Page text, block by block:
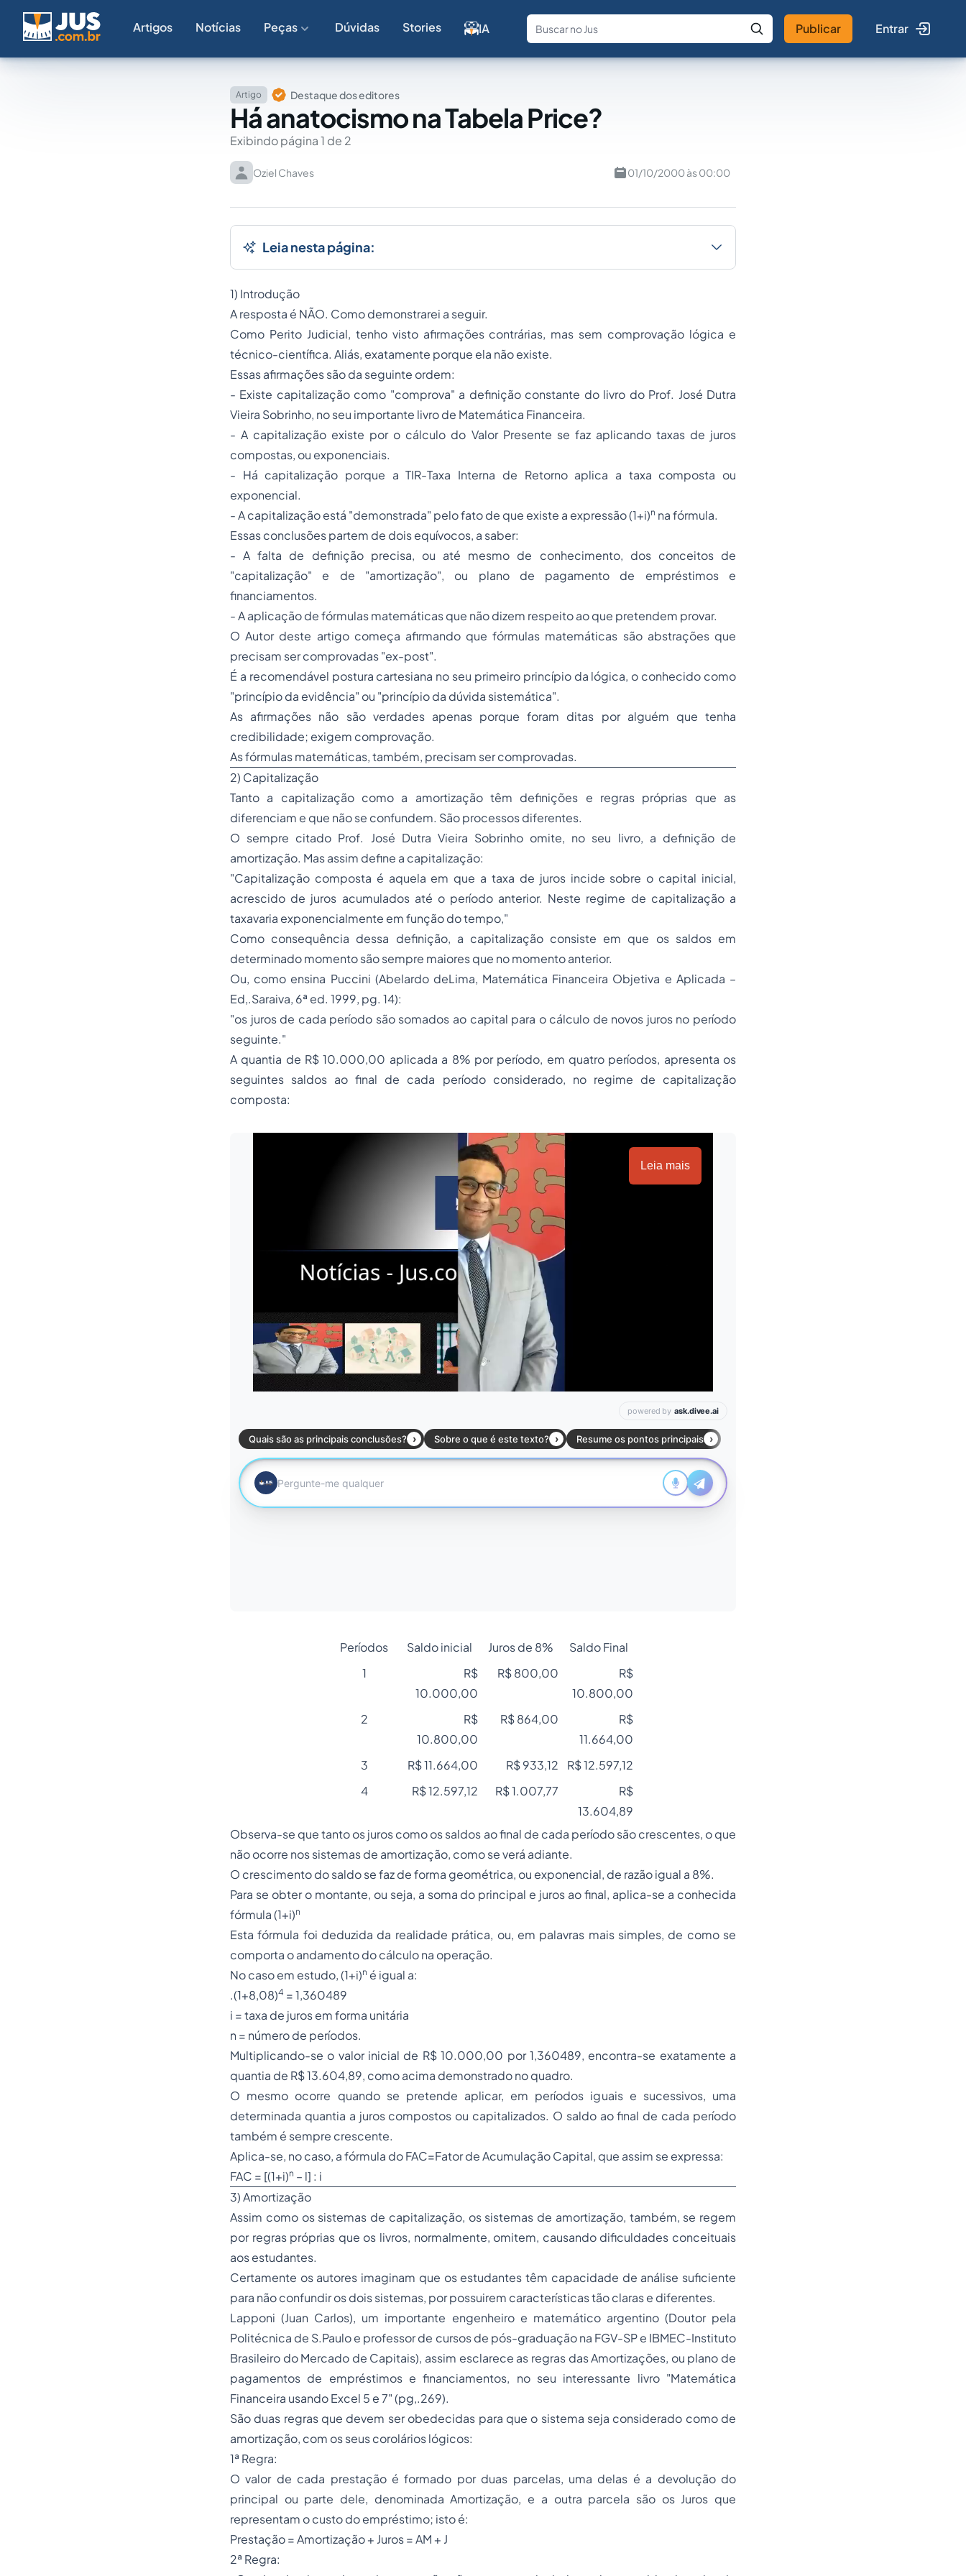
Artigos Notícias Peças Dúvidas Stories IA
Fale com a IA Buscar no Jus
Publicar Entrar
Artigo Destaque dos editores
Há anatocismo na Tabela Price?
Exibindo página 1 de 2
Oziel Chaves 01/10/2000 às 00:00
Leia nesta página:
1) Introdução
A resposta é NÃO. Como demonstrarei a seguir.
Como Perito Judicial, tenho visto afirmações contrárias, mas sem comprovação lógica e
técnico-científica. Aliás, exatamente porque ela não existe.
Essas afirmações são da seguinte ordem:
- Existe capitalização como "comprova" a definição constante do livro do Prof. José Dutra
Vieira Sobrinho, no seu importante livro de Matemática Financeira.
- A capitalização existe por o cálculo do Valor Presente se faz aplicando taxas de juros
compostas, ou exponenciais.
- Há capitalização porque a TIR-Taxa Interna de Retorno aplica a taxa composta ou
exponencial.
- A capitalização está "demonstrada" pelo fato de que existe a expressão (1+i)n na fórmula.
Essas conclusões partem de dois equívocos, a saber:
- A falta de definição precisa, ou até mesmo de conhecimento, dos conceitos de
"capitalização" e de "amortização", ou plano de pagamento de empréstimos e
financiamentos.
- A aplicação de fórmulas matemáticas que não dizem respeito ao que pretendem provar.
O Autor deste artigo começa afirmando que fórmulas matemáticas são abstrações que
precisam ser comprovadas "ex-post".
É a recomendável postura cartesiana no seu primeiro princípio da lógica, o conhecido como
"princípio da evidência" ou "princípio da dúvida sistemática".
As afirmações não são verdades apenas porque foram ditas por alguém que tenha
credibilidade; exigem comprovação.
As fórmulas matemáticas, também, precisam ser comprovadas.
2) Capitalização
Tanto a capitalização como a amortização têm definições e regras próprias que as
diferenciam e que não se confundem. São processos diferentes.
O sempre citado Prof. José Dutra Vieira Sobrinho omite, no seu livro, a definição de
amortização. Mas assim define a capitalização:
"Capitalização composta é aquela em que a taxa de juros incide sobre o capital inicial,
acrescido de juros acumulados até o período anterior. Neste regime de capitalização a
taxavaria exponencialmente em função do tempo,"
Como consequência dessa definição, a capitalização consiste em que os saldos em
determinado momento são sempre maiores que no momento anterior.
Ou, como ensina Puccini (Abelardo deLima, Matemática Financeira Objetiva e Aplicada –
Ed,.Saraiva, 6ª ed. 1999, pg. 14):
"os juros de cada período são somados ao capital para o cálculo de novos juros no período
seguinte."
A quantia de R$ 10.000,00 aplicada a 8% por período, em quatro períodos, apresenta os
seguintes saldos ao final de cada período considerado, no regime de capitalização
composta:
Leia mais
Períodos Saldo inicial Juros de 8%
Saldo Final
1
R$
10.000,00
R$ 800,00
R$
10.800,00
2
R$
10.800,00
R$ 864,00
R$
11.664,00
3
R$ 11.664,00 R$ 933,12
R$ 12.597,12
4
R$ 12.597,12 R$ 1.007,77
R$
13.604,89
Observa-se que tanto os juros como os saldos ao final de cada período são crescentes, o que
não ocorre nos sistemas de amortização, como se verá adiante.
O crescimento do saldo se faz de forma geométrica, ou exponencial, de razão igual a 8%.
Para se obter o montante, ou seja, a soma do principal e juros ao final, aplica-se a conhecida
fórmula (1+i)n
Esta fórmula foi deduzida da realidade prática, ou, em palavras mais simples, de como se
comporta o andamento do cálculo na operação.
No caso em estudo, (1+i)n é igual a:
.(1+8,08)4 = 1,360489
i = taxa de juros em forma unitária
n = número de períodos.
Multiplicando-se o valor inicial de R$ 10.000,00 por 1,360489, encontra-se exatamente a
quantia de R$ 13.604,89, como acima demonstrado no quadro.
O mesmo ocorre quando se pretende aplicar, em períodos iguais e sucessivos, uma
determinada quantia a juros compostos ou capitalizados. O saldo ao final de cada período
também é sempre crescente.
Aplica-se, no caso, a fórmula do FAC=Fator de Acumulação Capital, que assim se expressa:
FAC = [(1+i)n – l] : i
3) Amortização
Assim como os sistemas de capitalização, os sistemas de amortização, também, se regem
por regras próprias que os livros, normalmente, omitem, causando dificuldades conceituais
aos estudantes.
Certamente os autores imaginam que os estudantes têm capacidade de análise suficiente
para não confundir os dois sistemas, por possuirem características tão claras e diferentes.
Lapponi (Juan Carlos), um importante engenheiro e matemático argentino (Doutor pela
Politécnica de S.Paulo e professor de cursos de pós-graduação na FGV-SP e IBMEC-Instituto
Brasileiro do Mercado de Capitais), assim esclarece as regras das Amortizações, ou plano de
pagamentos de empréstimos e financiamentos, no seu interessante livro "Matemática
Financeira usando Excel 5 e 7" (pg,.269).
São duas regras que devem ser obedecidas para que o sistema seja considerado como de
amortização, com os seus corolários lógicos:
1ª Regra:
O valor de cada prestação é formado por duas parcelas, uma delas é a devolução do
principal ou parte dele, denominada Amortização, e a outra parcela são os Juros que
representam o custo do empréstimo; isto é:
Prestação = Amortização + Juros = AM + J
2ª Regra: